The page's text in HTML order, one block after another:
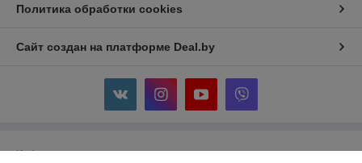
Политика обработки cookies
Сайт создан на платформе Deal.by
Информация для покупателя